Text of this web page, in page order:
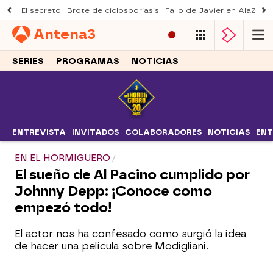
El secreto Brote de ciclosporiasis Fallo de Javier en AlaZ
Antena3
SERIES PROGRAMAS NOTICIAS
ENTREVISTA INVITADOS COLABORADORES NOTICIAS
EN EL HORMIGUERO
El sueño de Al Pacino cumplido por
Johnny Depp: ¡Conoce como
empezó todo!
El actor nos ha confesado como surgió la idea
de hacer una película sobre Modigliani.